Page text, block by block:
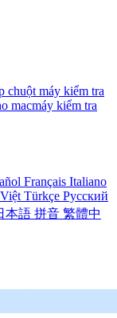
chuột máy kiểm tra
macmáy kiểm tra
Français Italiano
Türkçe Русский
本語 拼音 繁體中